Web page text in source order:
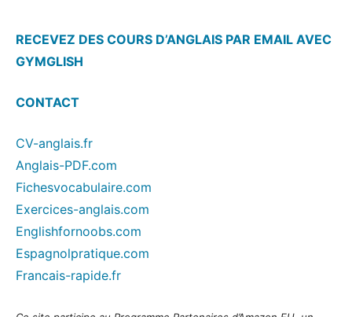
RECEVEZ DES COURS D’ANGLAIS PAR EMAIL AVEC
GYMGLISH
CONTACT
CV-anglais.fr
Anglais-PDF.com
Fichesvocabulaire.com
Exercices-anglais.com
Englishfornoobs.com
Espagnolpratique.com
Francais-rapide.fr